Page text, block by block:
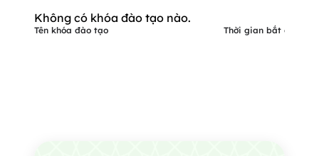
Không có khóa đào tạo nào.
Tên khóa đào tạo Thời gian bắt đầu